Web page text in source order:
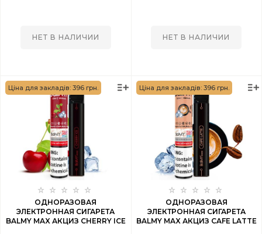
НЕТ В НАЛИЧИИ НЕТ В НАЛИЧИИ
Ціна для закладів: 396 грн.
ОДНОРАЗОВАЯ
ЭЛЕКТРОННАЯ СИГАРЕТА
BALMY MAX АКЦИЗ CHERRY ICE
Ціна для закладів: 396 грн.
ОДНОРАЗОВАЯ
ЭЛЕКТРОННАЯ СИГАРЕТА
BALMY MAX АКЦИЗ CAFE LATTE